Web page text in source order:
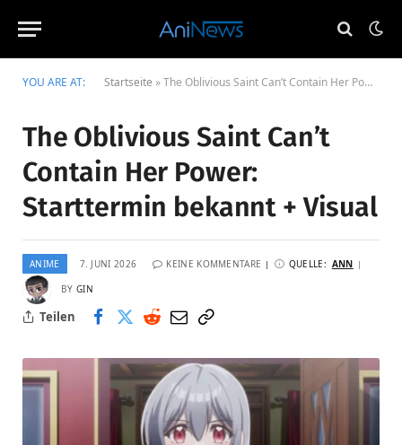
YOU ARE AT: Startseite »The Oblivious Saint Can’t Contain Her Power: Starttermin bekannt + Visual
The Oblivious Saint Can’t
Contain Her Power:
Starttermin bekannt + Visual
ANIME 7. JUNI 2026 KEINE KOMMENTARE QUELLE: ANN
BY GIN
Teilen